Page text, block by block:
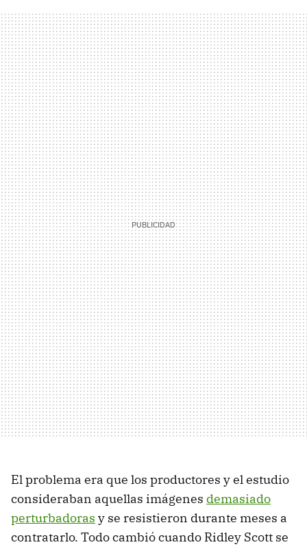
El problema era que los productores y el estudio
consideraban aquellas imágenes demasiado
perturbadoras y se resistieron durante meses a
contratarlo. Todo cambió cuando Ridley Scott se